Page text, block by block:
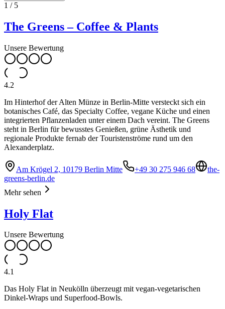
1 / 5
The Greens – Coffee & Plants
Unsere Bewertung
4.2
Im Hinterhof der Alten Münze in Berlin-Mitte versteckt sich ein
botanisches Café, das Specialty Coffee, vegane Küche und einen
integrierten Pflanzenladen unter einem Dach vereint. The Greens
steht in Berlin für bewusstes Genießen, grüne Ästhetik und
regionale Produkte fernab der Touristenströme rund um den
Alexanderplatz.
Am Krögel 2, 10179 Berlin Mitte +49 30 275 946 68
the-
greens-berlin.de
Mehr sehen
Holy Flat
Unsere Bewertung
4.1
Das Holy Flat in Neukölln überzeugt mit vegan-vegetarischen
Dinkel-Wraps und Superfood-Bowls.